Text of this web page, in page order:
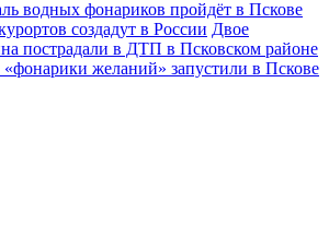
водных фонариков пройдёт в Пскове
создадут в России Двое
пострадали в ДТП в Псковском районе
желаний» запустили в Пскове